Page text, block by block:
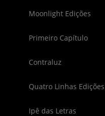
Moonlight Edições
Primeiro Capítulo
Contraluz
Quatro Linhas Edições
Ipê das Letras